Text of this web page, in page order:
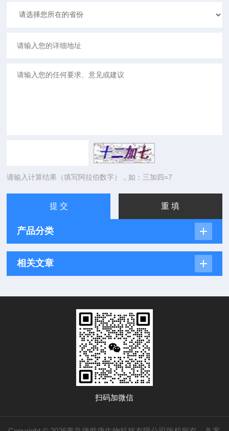
请输入计算结果（填写阿拉伯数字），如：三加四=7
产品分类
相关文章
扫码加微信